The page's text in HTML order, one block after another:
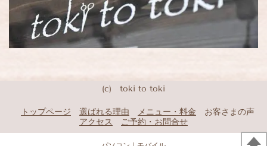
(c) toki to toki
トップページ 選ばれる理由 メニュー・料金
お客さまの声
アクセス
ご予約・お問合せ